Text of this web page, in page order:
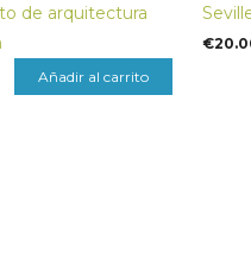
de arquitectura
Añadir al carrito
€